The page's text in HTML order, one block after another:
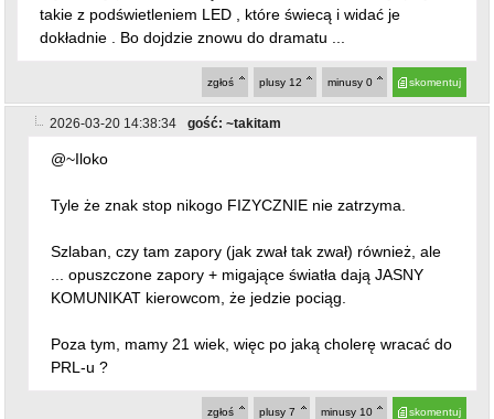
takie z podświetleniem LED , które świecą i widać je
dokładnie . Bo dojdzie znowu do dramatu ...
skomentuj
minusy 0
plusy 12
zgłoś
2026-03-20 14:38:34 gość: ~takitam
@~Iloko
Tyle że znak stop nikogo FIZYCZNIE nie zatrzyma.
Szlaban, czy tam zapory (jak zwał tak zwał) również, ale
... opuszczone zapory + migające światła dają JASNY
KOMUNIKAT kierowcom, że jedzie pociąg.
Poza tym, mamy 21 wiek, więc po jaką cholerę wracać do
PRL-u ?
skomentuj
minusy 10
plusy 7
zgłoś